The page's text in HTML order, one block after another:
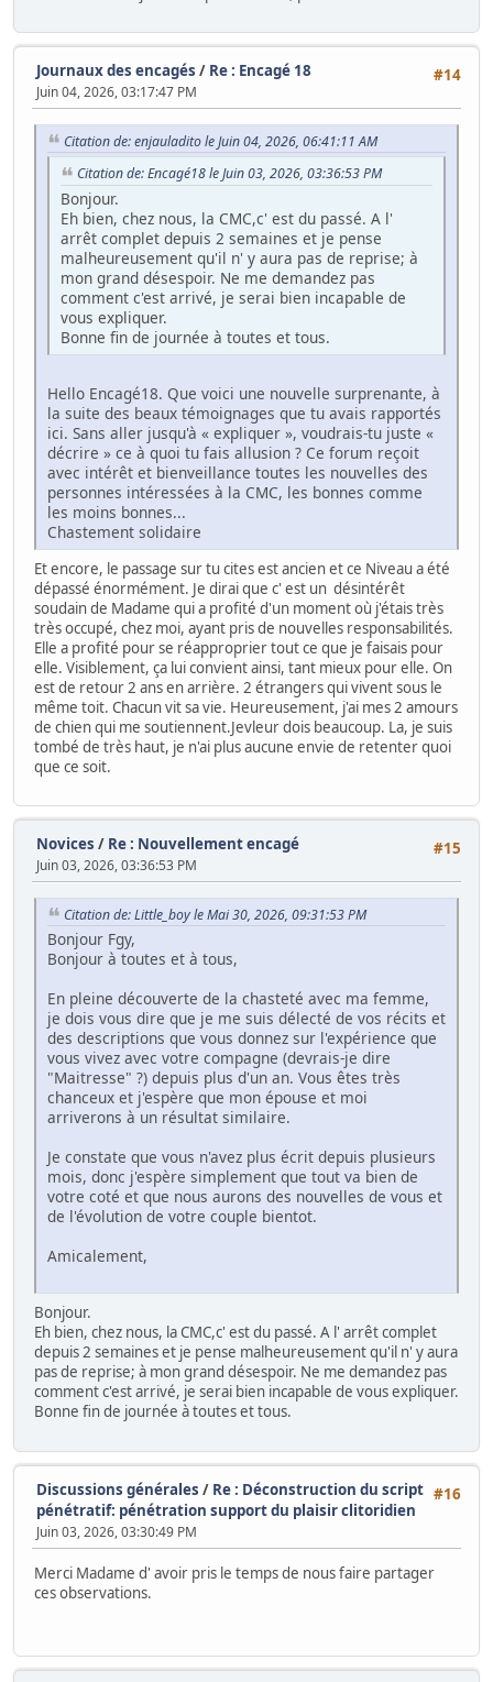
#14
Journaux des encagés / Re : Encagé 18
Juin 04, 2026, 03:17:47 PM
Citation de: enjauladito le Juin 04, 2026, 06:41:11 AM
Citation de: Encagé18 le Juin 03, 2026, 03:36:53 PM
Bonjour.
Eh bien, chez nous, la CMC,c' est du passé. A l'
arrêt complet depuis 2 semaines et je pense
malheureusement qu'il n' y aura pas de reprise; à
mon grand désespoir. Ne me demandez pas
comment c'est arrivé, je serai bien incapable de
vous expliquer.
Bonne fin de journée à toutes et tous.
Hello Encagé18. Que voici une nouvelle surprenante, à
la suite des beaux témoignages que tu avais rapportés
ici. Sans aller jusqu'à « expliquer », voudrais-tu juste «
décrire » ce à quoi tu fais allusion ? Ce forum reçoit
avec intérêt et bienveillance toutes les nouvelles des
personnes intéressées à la CMC, les bonnes comme
les moins bonnes...
Chastement solidaire
Et encore, le passage sur tu cites est ancien et ce Niveau a été
dépassé énormément. Je dirai que c' est un désintérêt
soudain de Madame qui a profité d'un moment où j'étais très
très occupé, chez moi, ayant pris de nouvelles responsabilités.
Elle a profité pour se réapproprier tout ce que je faisais pour
elle. Visiblement, ça lui convient ainsi, tant mieux pour elle. On
est de retour 2 ans en arrière. 2 étrangers qui vivent sous le
même toit. Chacun vit sa vie. Heureusement, j'ai mes 2 amours
de chien qui me soutiennent.Jevleur dois beaucoup. La, je suis
tombé de très haut, je n'ai plus aucune envie de retenter quoi
que ce soit.
#15
Novices / Re : Nouvellement encagé
Juin 03, 2026, 03:36:53 PM
Citation de: Little_boy le Mai 30, 2026, 09:31:53 PM
Bonjour Fgy,
Bonjour à toutes et à tous,
En pleine découverte de la chasteté avec ma femme,
je dois vous dire que je me suis délecté de vos récits et
des descriptions que vous donnez sur l'expérience que
vous vivez avec votre compagne (devrais-je dire
"Maitresse" ?) depuis plus d'un an. Vous êtes très
chanceux et j'espère que mon épouse et moi
arriverons à un résultat similaire.
Je constate que vous n'avez plus écrit depuis plusieurs
mois, donc j'espère simplement que tout va bien de
votre coté et que nous aurons des nouvelles de vous et
de l'évolution de votre couple bientot.
Amicalement,
Bonjour.
Eh bien, chez nous, la CMC,c' est du passé. A l' arrêt complet
depuis 2 semaines et je pense malheureusement qu'il n' y aura
pas de reprise; à mon grand désespoir. Ne me demandez pas
comment c'est arrivé, je serai bien incapable de vous expliquer.
Bonne fin de journée à toutes et tous.
#16
Discussions générales / Re : Déconstruction du script
pénétratif: pénétration support du plaisir clitoridien
Juin 03, 2026, 03:30:49 PM
Merci Madame d' avoir pris le temps de nous faire partager
ces observations.